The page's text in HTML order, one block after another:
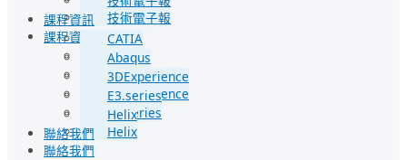
技術電子報
課程資訊
CATIA
Abaqus
3DExperience
E3.series
Helix
聯絡我們
課程資訊
CATIA
Abaqus
3DExperience
E3.series
Helix
聯絡我們